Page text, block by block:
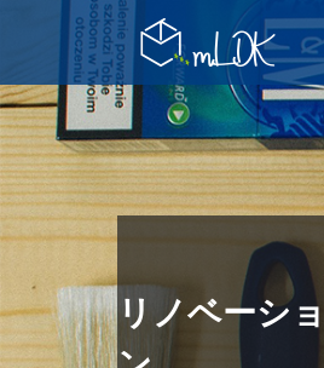
リノベーショ